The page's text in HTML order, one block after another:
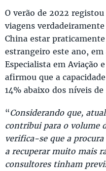
O verão de 2022
viagens
China estar
estrangeiro este ano, em
Especialista em Aviação
afirmou que a
14% abaixo dos níveis de
“Considerando que,
contribui para o volume
verifica-se que a procura
a recuperar muito mais
consultores tinham